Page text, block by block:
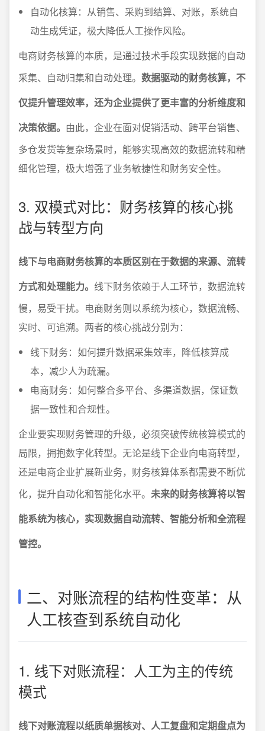
自动化核算：从销售、采购到结算、对账，系统自
动生成凭证，极大降低人工操作风险。
电商财务核算的本质，是通过技术手段实现数据的自动
采集、自动归集和自动处理。 数据驱动的财务核算，不
仅提升管理效率，还为企业提供了更丰富的分析维度和
决策依据。 由此，企业在面对促销活动、跨平台销售、
多仓发货等复杂场景时，能够实现高效的数据流转和精
细化管理，极大增强了业务敏捷性和财务安全性。
3. 双模式对比：财务核算的核心挑
战与转型方向
线下与电商财务核算的本质区别在于数据的来源、流转
方式和处理能力。 线下财务依赖于人工环节，数据流转
慢，易受干扰。电商财务则以系统为核心，数据流畅、
实时、可追溯。两者的核心挑战分别为：
线下财务：如何提升数据采集效率，降低核算成
本，减少人为疏漏。
电商财务：如何整合多平台、多渠道数据，保证数
据一致性和合规性。
企业要实现财务管理的升级，必须突破传统核算模式的
局限，拥抱数字化转型。无论是线下企业向电商转型，
还是电商企业扩展新业务，财务核算体系都需要不断优
化，提升自动化和智能化水平。 未来的财务核算将以智
能系统为核心，实现数据自动流转、智能分析和全流程
管控。
二、对账流程的结构性变革：从
人工核查到系统自动化
1. 线下对账流程：人工为主的传统
模式
线下对账流程以纸质单据核对、人工复盘和定期盘点为